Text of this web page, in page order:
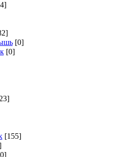
[0]
[0]
[155]